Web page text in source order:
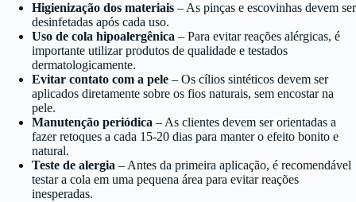
Higienização dos materiais – As pinças e escovinhas devem ser
desinfetadas após cada uso.
Uso de cola hipoalergênica – Para evitar reações alérgicas, é
importante utilizar produtos de qualidade e testados
dermatologicamente.
Evitar contato com a pele – Os cílios sintéticos devem ser
aplicados diretamente sobre os fios naturais, sem encostar na
pele.
Manutenção periódica – As clientes devem ser orientadas a
fazer retoques a cada 15-20 dias para manter o efeito bonito e
natural.
Teste de alergia – Antes da primeira aplicação, é recomendável
testar a cola em uma pequena área para evitar reações
inesperadas.